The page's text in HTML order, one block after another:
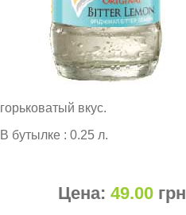
горьковатый вкус.
В бутылке : 0.25 л.
Цена: 49.00 грн